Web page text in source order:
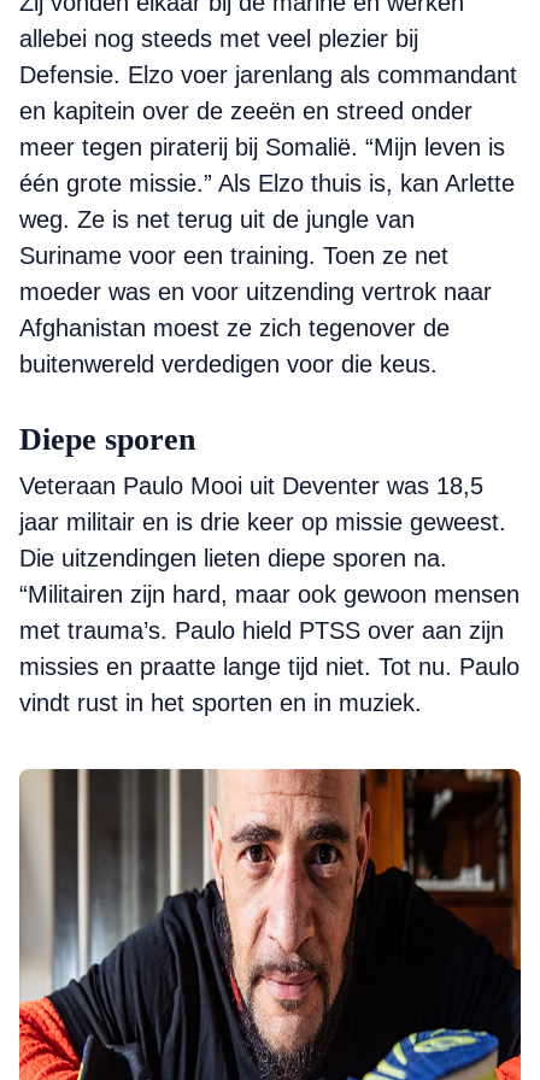
allebei nog steeds met veel plezier bij
Defensie. Elzo voer jarenlang als commandant
en kapitein over de zeeën en streed onder
meer tegen piraterij bij Somalië. “Mijn leven is
één grote missie.” Als Elzo thuis is, kan Arlette
weg. Ze is net terug uit de jungle van
Suriname voor een training. Toen ze net
moeder was en voor uitzending vertrok naar
Afghanistan moest ze zich tegenover de
buitenwereld verdedigen voor die keus.
Diepe sporen
Veteraan Paulo Mooi uit Deventer was 18,5
jaar militair en is drie keer op missie geweest.
Die uitzendingen lieten diepe sporen na.
“Militairen zijn hard, maar ook gewoon mensen
met trauma’s. Paulo hield PTSS over aan zijn
missies en praatte lange tijd niet. Tot nu. Paulo
vindt rust in het sporten en in muziek.